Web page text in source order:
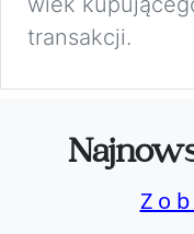
transakcji.